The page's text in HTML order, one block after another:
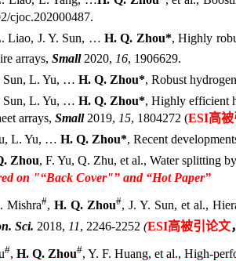
cjoc.202000487.
Liao, J. Y. Sun, … H. Q. Zhou*, Highly
arrays, Small2020, 16, 1906629.
Sun, L. Yu, … H. Q. Zhou*, Robust
Sun, L. Yu, … H. Q. Zhou*, Highly efficient
arrays, Small2019, 15, 1804272 (ESI高
L. Yu, … H. Q. Zhou*, Recent
Zhou, F. Yu, Q. Zhu, et al., Water splitting
on "“Back Cover"” and “Hot Paper”
Mishra#, H. Q. Zhou#, J. Y. Sun, et al.,
Sci. 2018, 11, 2246-2252 (ESI高被引论文，
#, H. Q. Zhou#, Y. F. Huang, et al., High-